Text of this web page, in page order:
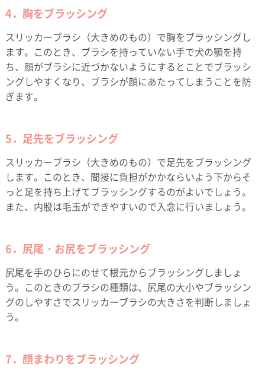
4．胸をブラッシング
スリッカーブラシ（大きめのもの）で胸をブラッシングし
ます。このとき、ブラシを持っていない手で犬の顎を持
ち、顔がブラシに近づかないようにするとことでブラッシ
ングしやすくなり、ブラシが顔にあたってしまうことを防
ぎます。
5．足先をブラッシング
スリッカーブラシ（大きめのもの）で足先をブラッシング
します。このとき、間接に負担がかかならいよう下からそ
っと足を持ち上げてブラッシングするのがよいでしょう。
また、内股は毛玉ができやすいので入念に行いましょう。
6．尻尾・お尻をブラッシング
尻尾を手のひらにのせて根元からブラッシングしましょ
う。このときのブラシの種類は、尻尾の大小やブラッシン
グのしやすさでスリッカーブラシの大きさを判断しましょ
う。
7．顔まわりをブラッシング